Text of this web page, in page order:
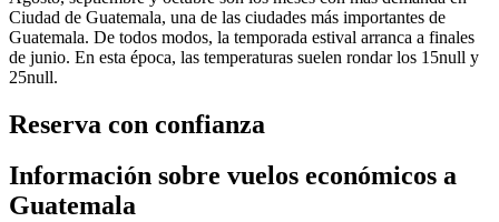
Ciudad de Guatemala, una de las ciudades más importantes de
Guatemala. De todos modos, la temporada estival arranca a finales
de junio. En esta época, las temperaturas suelen rondar los 15null y
25null.
Reserva con confianza
Información sobre vuelos económicos a
Guatemala